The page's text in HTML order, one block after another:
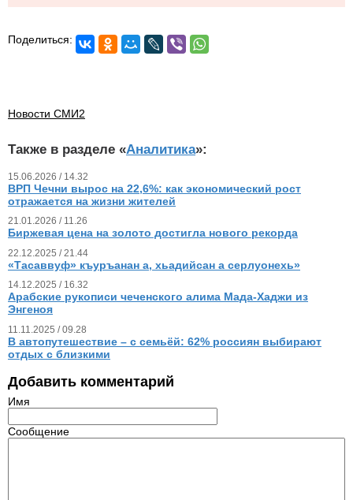
Поделиться:
Новости СМИ2
Также в разделе «Аналитика»:
15.06.2026 / 14.32
ВРП Чечни вырос на 22,6%: как экономический рост
отражается на жизни жителей
21.01.2026 / 11.26
Биржевая цена на золото достигла нового рекорда
22.12.2025 / 21.44
«Тасаввуф» къуръанан а, хьадийсан а серлуонехь»
14.12.2025 / 16.32
Арабские рукописи чеченского алима Мада-Хаджи из
Энгеноя
11.11.2025 / 09.28
В автопутешествие – с семьёй: 62% россиян выбирают
отдых с близкими
Добавить комментарий
Имя
Сообщение